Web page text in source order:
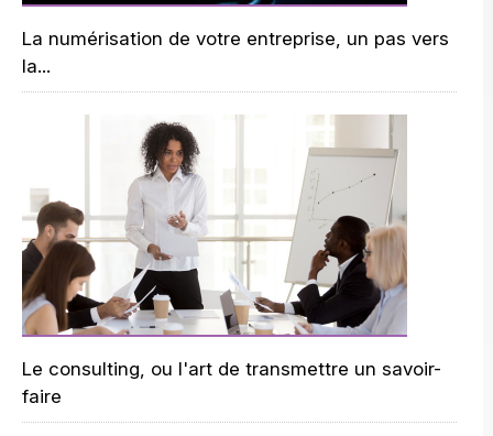
La numérisation de votre entreprise, un pas vers
la...
Le consulting, ou l'art de transmettre un savoir-
faire